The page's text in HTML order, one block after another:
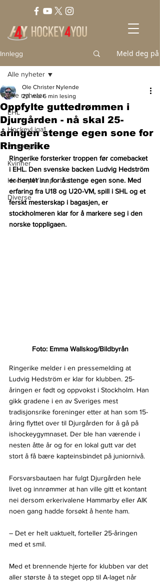
Innlegg Meld deg på
Alle nyheter
EHL
HockeyLiga1
2. divisjon
Kvinner
Hockey4You portrettet
Diverse
Alle nyheter
Oppfylte guttedrømmen i
Djurgården - nå skal 25-
åringen stenge egen sone for
Ringerike
Ole Christer Nylende
20. mai 6 min lesing
Ringerike forsterker troppen før comebacket
i EHL. Den svenske backen Ludvig Hedström
er hentet inn for å stenge egen sone. Med
erfaring fra U18 og U20-VM, spill i SHL og et
ferskt mesterskap i bagasjen, er
stockholmeren klar for å markere seg i den
norske toppligaen.
Foto: Emma Wallskog/Bildbyrån
Ringerike melder i en pressemelding at
Ludvig Hedström er klar for klubben. 25-
åringen er født og oppvokst i Stockholm. Han
gikk gradene i en av Sveriges mest
tradisjonsrike foreninger etter at han som 15-
åring flyttet over til Djurgården for å gå på
ishockeygymnaset. Der ble han værende i
nesten åtte år og for en lokal gutt var det
stort å få bære kapteinsbindet på juniornivå.
Forsvarsbautaen har fulgt Djurgården hele
livet og innrømmer at han ville gitt et kontant
nei dersom erkerivalene Hammarby eller AIK
noen gang hadde forsøkt å hente ham.
– Det er helt uaktuelt, forteller 25-åringen
med et smil.
Med et brennende hjerte for klubben var det
aller største å ta steget opp til A-laget når